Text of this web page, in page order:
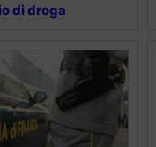
di droga